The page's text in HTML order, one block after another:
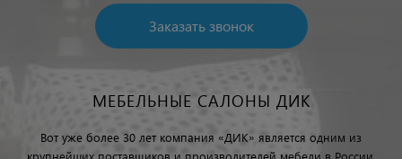
Заказать звонок
МЕБЕЛЬНЫЕ САЛОНЫ ДИК
Вот уже более 30 лет компания «ДИК» является одним из
крупнейших поставщиков и производителей мебели в России.